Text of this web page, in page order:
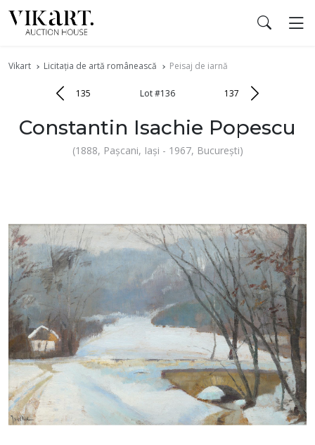
Vikart Licitația de artă românească Peisaj de iarnă
135 Lot #136 137
Constantin Isachie Popescu
(1888, Pașcani, Iași - 1967, București)